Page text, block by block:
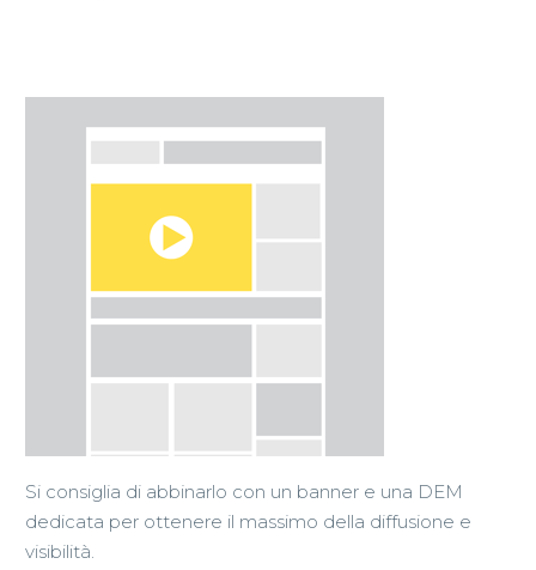
Si consiglia di abbinarlo con un banner e una DEM
dedicata per ottenere il massimo della diffusione e
visibilità.